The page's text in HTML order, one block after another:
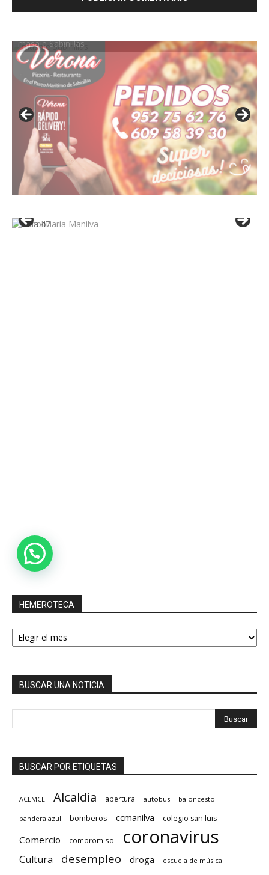
masaje Sabinillas
HEMEROTECA
HEMEROTECA
BUSCAR UNA NOTICIA
BUSCAR POR ETIQUETAS
ACEMCE Alcaldia apertura autobus baloncesto
bandera azul bomberos ccmanilva colegio san luis
Comercio compromiso coronavirus
Cultura desempleo droga escuela de música